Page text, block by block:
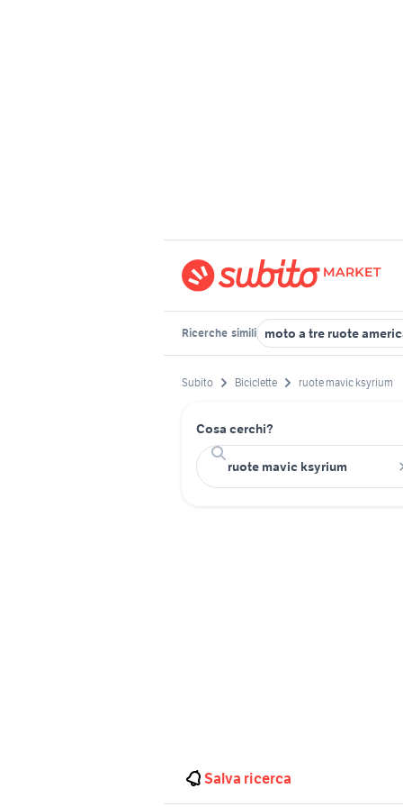
Ricerche simili moto a tre ruote
Subito Biciclette ruote mavic ksyrium
Cosa cerchi?
Salva ricerca